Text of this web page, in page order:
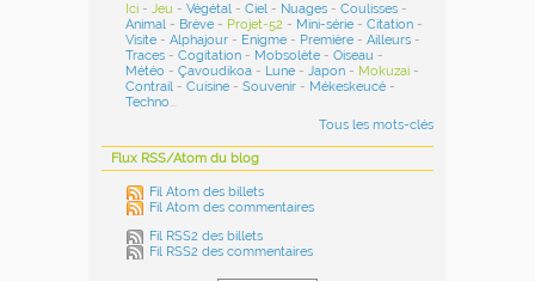
Ici -Jeu -Végétal -Ciel - Nuages -Coulisses -
Animal - Brève - Projet-52 - Mini-série -Citation -
Visite -Alphajour - Enigme - Première -Ailleurs -
Traces -Cogitation - Mobsolète -Oiseau -
Météo -Çavoudikoa - Lune -Japon - Mokuzai -
Contrail -Cuisine -Souvenir - Mékeskeucé -
Techno...
Tous les mots-clés
Flux RSS/Atom du blog
Fil Atom des billets
Fil Atom des commentaires
Fil RSS2 des billets
Fil RSS2 des commentaires